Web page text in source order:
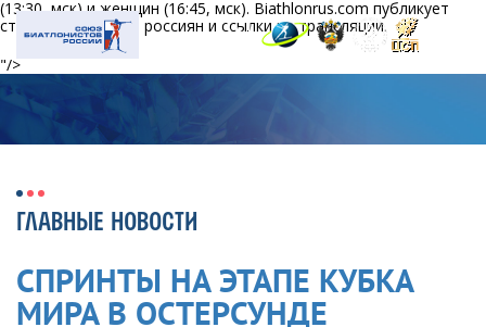
(13:30, мск) и женщин (16:45, мск). Biathlonrus.com публикует
стартовые номера россиян и ссылки на трансляции.
"/>
ГЛАВНЫЕ НОВОСТИ
СПРИНТЫ НА ЭТАПЕ КУБКА
МИРА В ОСТЕРСУНДЕ